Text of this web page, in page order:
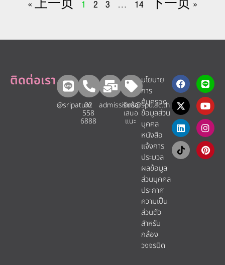
« 上一页 1 2 3 … 14 下一页 »
ติดต่อเรา
@sripatum
02
558
6888
admissions@spu.ac.th
รับข้อ
เสนอ
แนะ​
นโยบาย
การ
คุ้มครอง
ข้อมูลส่วน
บุคคล
หนังสือ
แจ้งการ
ประมวล
ผลข้อมูล
ส่วนบุคคล
ประกาศ
ความเป็น
ส่วนตัว
สำหรับ
กล้อง
วงจรปิด